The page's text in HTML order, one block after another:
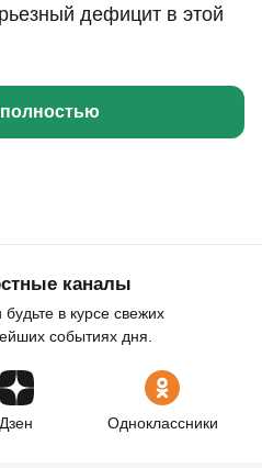
дефицит в этой
каналы
в курсе свежих
событиях дня.
Дзен Одноклассники